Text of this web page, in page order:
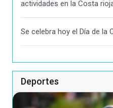
actividades en la Costa
Se celebra hoy el Día de la
Deportes